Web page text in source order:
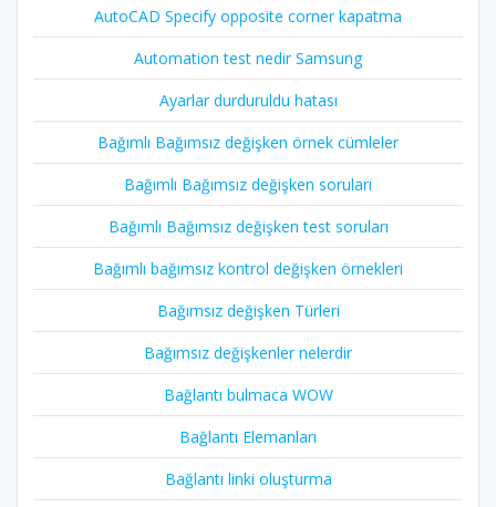
AutoCAD Specify opposite corner kapatma
Automation test nedir Samsung
Ayarlar durduruldu hatası
Bağımlı Bağımsız değişken örnek cümleler
Bağımlı Bağımsız değişken soruları
Bağımlı Bağımsız değişken test soruları
Bağımlı bağımsız kontrol değişken örnekleri
Bağımsız değişken Türleri
Bağımsız değişkenler nelerdir
Bağlantı bulmaca WOW
Bağlantı Elemanları
Bağlantı linki oluşturma